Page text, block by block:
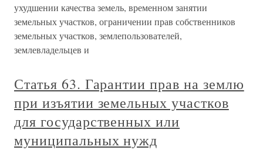
ухудшении качества земель, временном занятии
земельных участков, ограничении прав собственников
земельных участков, землепользователей,
землевладельцев и
Статья 63. Гарантии прав на землю
при изъятии земельных участков
для государственных или
муниципальных нужд